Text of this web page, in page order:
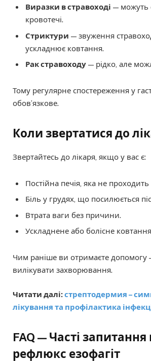
Виразки в стравоході — можуть
кровотечі.
Стриктури — звуження
ускладнює ковтання.
Рак стравоходу — рідко, але
Тому регулярне спостереження у
обов’язкове.
Коли звертатися до
Звертайтесь до лікаря, якщо у вас є:
Постійна печія, яка не проходить
Біль у грудях, що посилюється
Втрата ваги без причини.
Ускладнене або болісне
Чим раніше ви отримаєте допомогу
вилікувати захворювання.
Читати далі:стрептодермия –
лікування та профілактика
FAQ — Часті запитання
рефлюкс езофагіт